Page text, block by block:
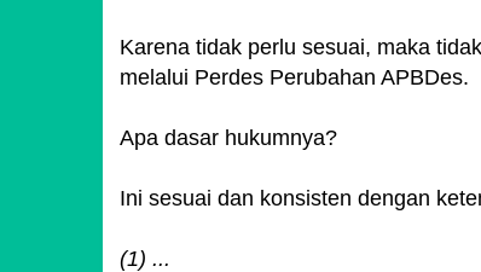
Karena tidak perlu sesuai, maka
melalui Perdes Perubahan APBDes.
Apa dasar hukumnya?
Ini sesuai dan konsisten dengan
(1) ...